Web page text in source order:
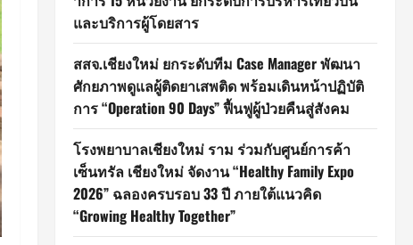
และบริการผู้โดยสาร
สสจ.เชียงใหม่ ยกระดับทีม Case Manager พัฒนา
ศักยภาพดูแลผู้ติดยาเสพติด พร้อมเดินหน้าปฏิบัติ
การ “Operation 90 Days” ฟื้นฟูผู้ป่วยคืนสู่สังคม
โรงพยาบาลเชียงใหม่ ราม ร่วมกับศูนย์การค้า
เซ็นทรัล เชียงใหม่ จัดงาน “Healthy Family Expo
2026” ฉลองครบรอบ 33 ปี ภายใต้แนวคิด
“Growing Healthy Together”